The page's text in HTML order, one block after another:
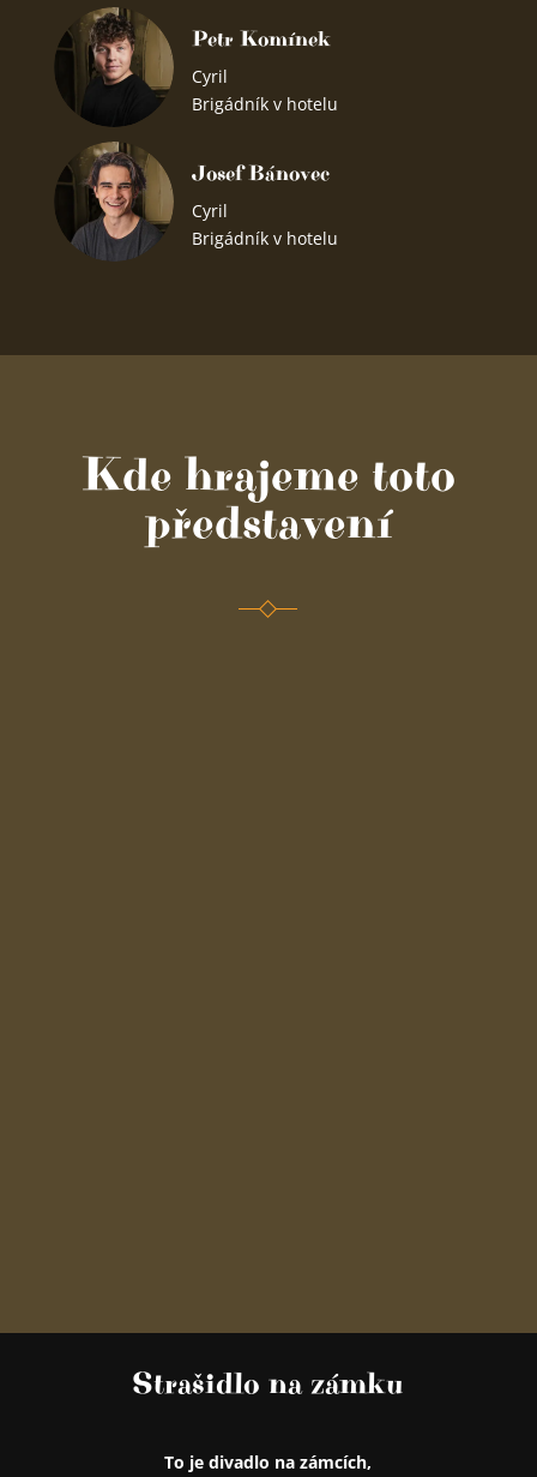
Petr Komínek
Cyril
Brigádník v hotelu
Josef Bánovec
Cyril
Brigádník v hotelu
Kde hrajeme toto
představení
Strašidlo na zámku
To je divadlo na zámcích,